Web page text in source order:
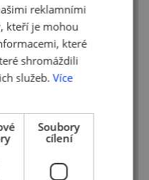
pátek
na ČT1
premiéru?
v sobotu
reklamními
kteří je mohou
které
shromáždili
služeb. Více
Soubory
cílení